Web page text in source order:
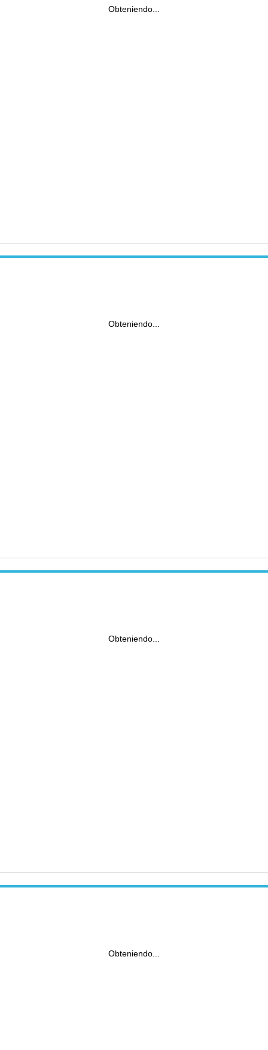
Obteniendo...
Obteniendo...
Obteniendo...
Obteniendo...